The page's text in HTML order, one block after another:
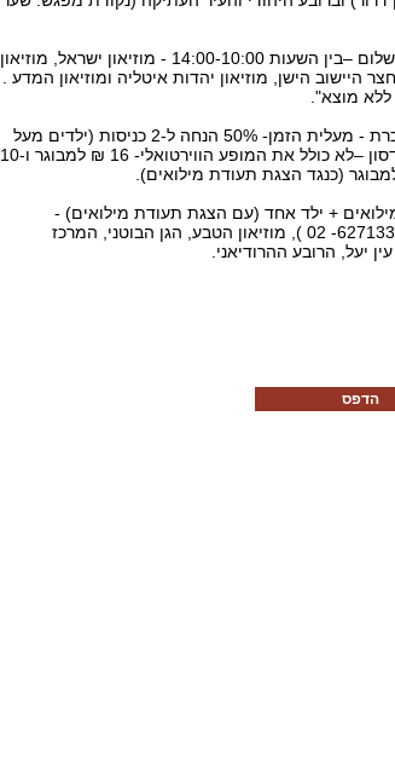
במוזיאונים הבאים יתקיימו סיורים ללא תשלום –בין השעות 14:00-10:00 - מוזיאון ישראל, מוזיאון
היישוב הישן, מוזיאון יהדות איטליה ומוזיאון המדע .
מוצא".
סיורים נוספים ניתן לקיים בעיר בהנחה ניכרת - מעלית הזמן- 50% הנחה ל-2 כניסות (ילדים מעל
גיל 5) לבירורים 6248381 -02 במרכז דוידסון –לא כולל את המופע הווירטואלי- 16 ₪ למבוגר ו-10
מנהרות הכותל (- בתיאום מראש בטל`: 6271333- 02 ), מוזיאון הטבע, הגן הבוטני, המרכז
יעל, הרובע ההרודיאני.
הדפס